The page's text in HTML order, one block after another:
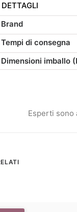
quantità
DETTAGLI
Brand
Tempi di consegna
Dimensioni imballo
Esperti sono